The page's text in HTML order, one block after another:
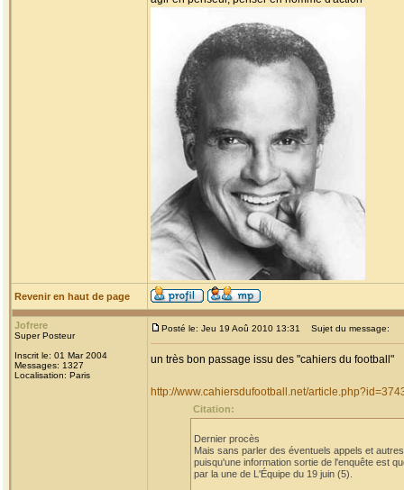
Revenir en haut de page
Jofrere
Super Posteur
Inscrit le: 01 Mar 2004
Messages: 1327
Localisation: Paris
Posté le: Jeu 19 Aoû 2010 13:31 Sujet du message:
un très bon passage issu des "cahiers du football"
http://www.cahiersdufootball.net/
Citation:
Dernier procès
Mais sans parler des éventuels appels et
puisqu'une information sortie de l'enquête est
par la une de L'Équipe du 19 juin (5).